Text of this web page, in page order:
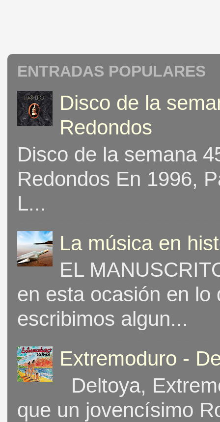
ENTRADAS POPULARES
Disco de la
Redondos
Disco de la semana
Redondos En 1996,
L...
La música en
EL
en esta ocasión en
escribimos algun...
Extremoduro -
Deltoya,
que un jovencísimo